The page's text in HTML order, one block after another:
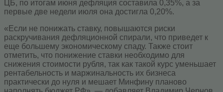
ЦБ, по итогам июня дефляция составила 0,35%, а за
первые две недели июля она достигла 0,20%.
«Если не понижать ставку, повышаются риски
раскручивания дефляционной спирали, что приведет к
еще большему экономическому спаду. Также стоит
отметить, что понижение ставки необходимо для
снижения стоимости рубля, так как такой курс уменьшает
рентабельность и маржинальность их бизнеса
практически до нуля и мешает Минфину планово